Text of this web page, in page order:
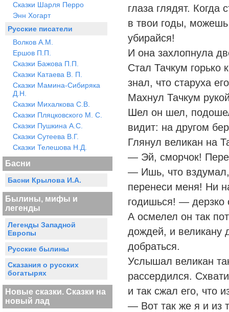
Сказки Шарля Перро
Энн Хогарт
Русские писатели
Волков А.М.
Ершов П.П.
Сказки Бажова П.П.
Сказки Катаева В. П.
Сказки Мамина-Сибиряка
Д.Н.
Сказки Михалкова С.В.
Сказки Пляцковского М. С.
Сказки Пушкина А.С.
Сказки Сутеева В.Г.
Сказки Телешова Н.Д.
Басни
Басни Крылова И.А.
Былины, мифы и
легенды
Легенды Западной
Европы
Русские былины
Сказания о русских
богатырях
Новые сказки. Сказки на
новый лад
глаза глядят. Когда
в твои годы,
убирайся!
И она захлопнула
Стал Тачкум горько
знал, что старуха
Махнул Тачкум
Шел он шел,
видит: на другом
Глянул великан на
— Эй, сморчок!
— Ишь, что
перенеси меня! Ни
годишься! — дерзко
А осмелел он так
дождей, и великану
добраться.
Услышал великан
рассердился.
и так сжал его, что
— Вот так же я и из